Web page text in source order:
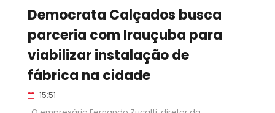
Democrata Calçados busca
parceria com Irauçuba para
viabilizar instalação de
fábrica na cidade
15:51